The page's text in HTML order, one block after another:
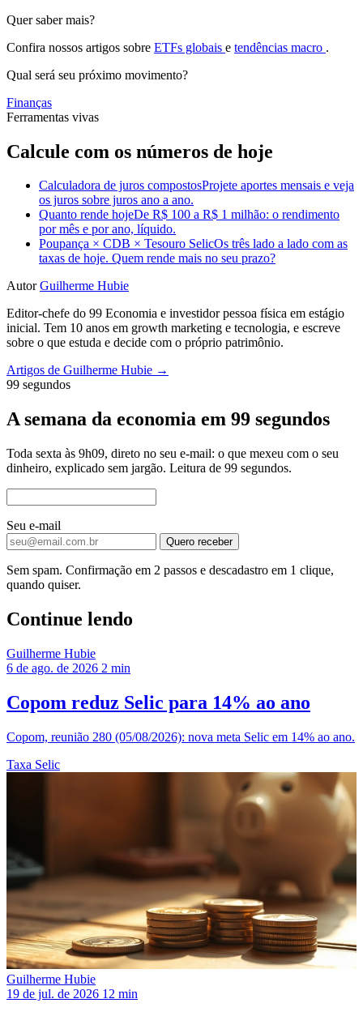
Quer saber mais?
Confira nossos artigos sobre ETFs globais e tendências macro .
Qual será seu próximo movimento?
Finanças
Ferramentas vivas
Calcule com os números de hoje
Calculadora de juros compostosProjete aportes mensais e veja
os juros sobre juros ano a ano.
Quanto rende hojeDe R$ 100 a R$ 1 milhão: o rendimento
por mês e por ano, líquido.
Poupança × CDB × Tesouro SelicOs três lado a lado com as
taxas de hoje. Quem rende mais no seu prazo?
Autor Guilherme Hubie
Editor-chefe do 99 Economia e investidor pessoa física em estágio
inicial. Tem 10 anos em growth marketing e tecnologia, e escreve
sobre o que estuda e decide com o próprio patrimônio.
Artigos de Guilherme Hubie →
99 segundos
A semana da economia em 99 segundos
Toda sexta às 9h09, direto no seu e-mail: o que mexeu com o seu
dinheiro, explicado sem jargão. Leitura de 99 segundos.
Seu e-mail
Quero receber
Sem spam. Confirmação em 2 passos e descadastro em 1 clique,
quando quiser.
Continue lendo
Guilherme Hubie
6 de ago. de 2026 2 min
Copom reduz Selic para 14% ao ano
Copom, reunião 280 (05/08/2026): nova meta Selic em 14% ao ano.
Taxa Selic
Guilherme Hubie
19 de jul. de 2026 12 min